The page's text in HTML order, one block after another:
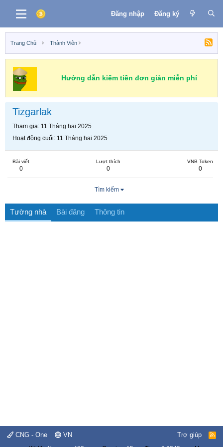
Đăng nhập Đăng ký
Trang Chủ Thành Viên
Hướng dẫn kiếm tiền đơn giản miễn phí
Tizgarlak
Tham gia 11 Tháng hai 2025
Hoạt động cuối 11 Tháng hai 2025
Bài viết
0
Lượt thích
0
VNB Token
0
Tìm kiếm
Tường nhà Bài đăng Thông tin
CNG - One VN Trợ giúp
R